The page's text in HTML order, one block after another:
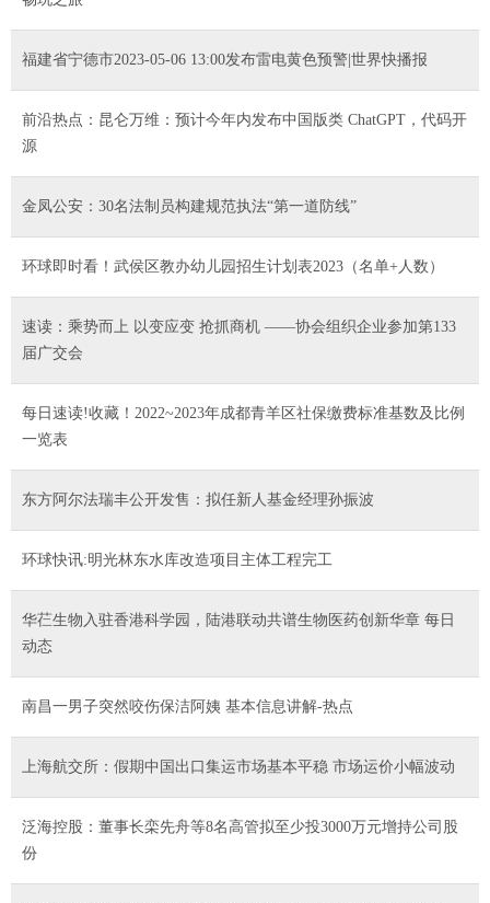
福建省宁德市2023-05-06 13:00发布雷电黄色预警|世界快播报
前沿热点：昆仑万维：预计今年内发布中国版类 ChatGPT，代码开
源
金凤公安：30名法制员构建规范执法“第一道防线”
环球即时看！武侯区教办幼儿园招生计划表2023（名单+人数）
速读：乘势而上 以变应变 抢抓商机 ——协会组织企业参加第133
届广交会
每日速读!收藏！2022~2023年成都青羊区社保缴费标准基数及比例
一览表
东方阿尔法瑞丰公开发售：拟任新人基金经理孙振波
环球快讯:明光林东水库改造项目主体工程完工
华芢生物入驻香港科学园，陆港联动共谱生物医药创新华章 每日
动态
南昌一男子突然咬伤保洁阿姨 基本信息讲解-热点
上海航交所：假期中国出口集运市场基本平稳 市场运价小幅波动
泛海控股：董事长栾先舟等8名高管拟至少投3000万元增持公司股
份